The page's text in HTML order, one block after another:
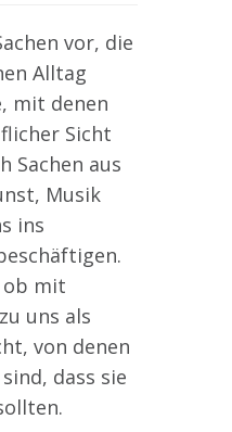
vor, die
Alltag
mit denen
Sicht
Sachen aus
Musik
ins
ob mit
uns als
von denen
dass sie